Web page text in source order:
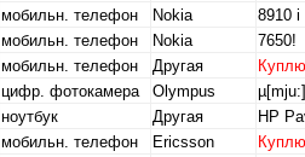
мобильн. телефон Nokia
8910 i
мобильн. телефон Nokia
7650!
мобильн. телефон Другая
Куплю
цифр. фотокамера Olympus
ноутбук Другая
HP
мобильн. телефон Ericsson
Куплю